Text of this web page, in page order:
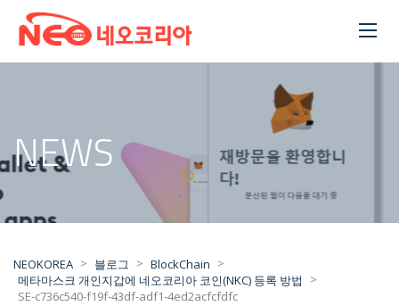
NEWS
NEOKOREA > 블로그 > BlockChain >
메타마스크 개인지갑에 네오코리아 코인(NKC) 등록 방법
>
SE-c736c540-f19f-43df-adf1-4ed2acfcfdfc